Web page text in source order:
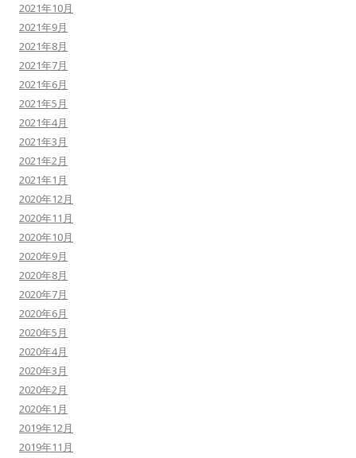
2021年10月
2021年9月
2021年8月
2021年7月
2021年6月
2021年5月
2021年4月
2021年3月
2021年2月
2021年1月
2020年12月
2020年11月
2020年10月
2020年9月
2020年8月
2020年7月
2020年6月
2020年5月
2020年4月
2020年3月
2020年2月
2020年1月
2019年12月
2019年11月